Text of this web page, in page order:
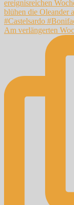
Am verlängerten